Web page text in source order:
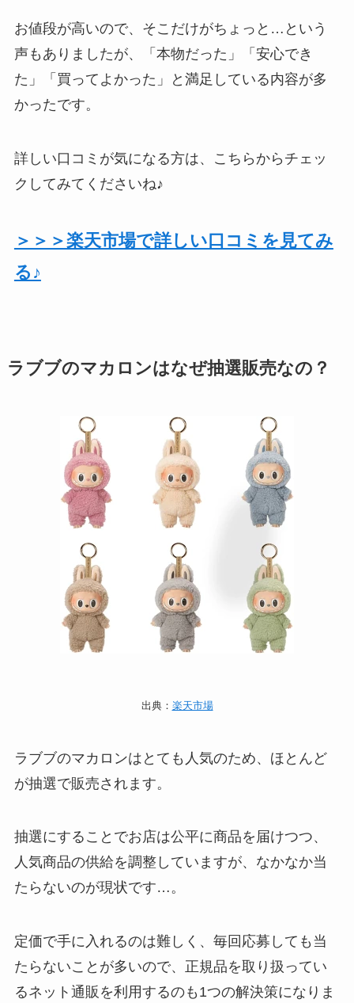
お値段が高いので、そこだけがちょっと…という
声もありましたが、「本物だった」「安心でき
た」「買ってよかった」と満足している内容が多
かったです。
詳しい口コミが気になる方は、こちらからチェッ
クしてみてくださいね♪
＞＞＞楽天市場で詳しい口コミを見てみ
る♪
ラブブのマカロンはなぜ抽選販売なの？
出典： 楽天市場
ラブブのマカロンはとても人気のため、ほとんど
が抽選で販売されます。
抽選にすることでお店は公平に商品を届けつつ、
人気商品の供給を調整していますが、なかなか当
たらないのが現状です…。
定価で手に入れるのは難しく、毎回応募しても当
たらないことが多いので、正規品を取り扱ってい
るネット通販を利用するのも1つの解決策になりま